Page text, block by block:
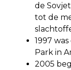
de
tot de
1997
Park in
2005